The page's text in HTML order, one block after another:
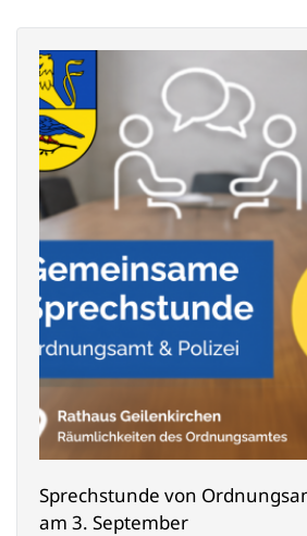
Sprechstunde von
am 3. September